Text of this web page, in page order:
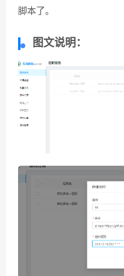
脚本了。
图文说明：